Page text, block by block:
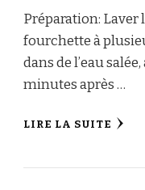
Préparation: Laver
fourchette à
dans de l’eau
minutes après …
LIRE LA SUITE